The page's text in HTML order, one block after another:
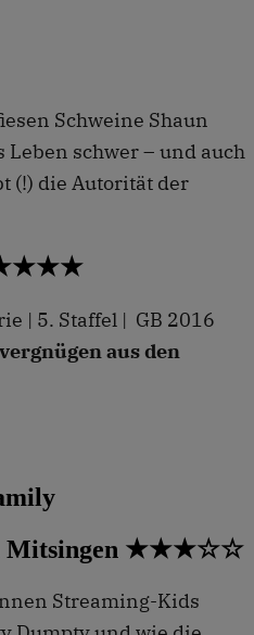
Schweine Shaun
schwer – und auch
(!) die Autorität der
| 5. Staffel | GB 2016
aus den
Mitsingen ★★★☆☆
Streaming-Kids